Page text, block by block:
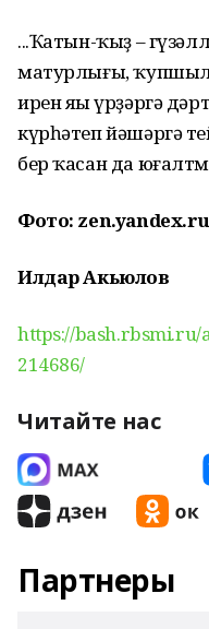
...Ҡатын-ҡыҙ –
матурлығы,
ирен яңы үрҙәргә
күрһәтеп йәшәргә
бер ҡасан да
Фото: zen.yandex.ru
Илдар Акьюлов
https://bash.rbsmi.ru/
214686/
Читайте нас
Партнеры